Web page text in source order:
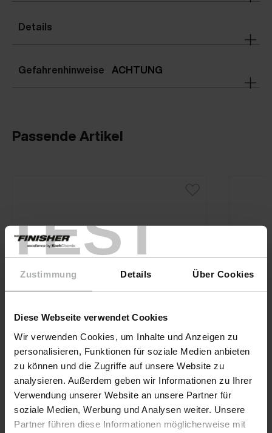
TEST
Zustimmung Details Über Cookies
Diese Webseite verwendet Cookies
Wir verwenden Cookies, um Inhalte und Anzeigen zu
personalisieren, Funktionen für soziale Medien anbieten
zu können und die Zugriffe auf unsere Website zu
analysieren. Außerdem geben wir Informationen zu Ihrer
Verwendung unserer Website an unsere Partner für
soziale Medien, Werbung und Analysen weiter. Unsere
Partner führen diese Informationen möglicherweise mit
Details
Gefahrenhinweise ACHTUNG
Passende Artikel